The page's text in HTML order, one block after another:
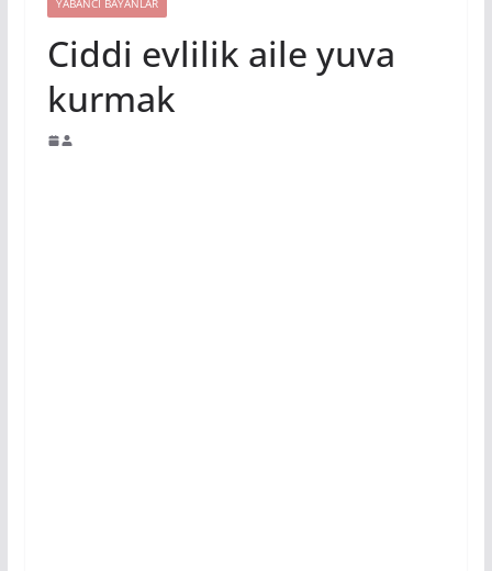
Ciddi evlilik aile yuva
kurmak